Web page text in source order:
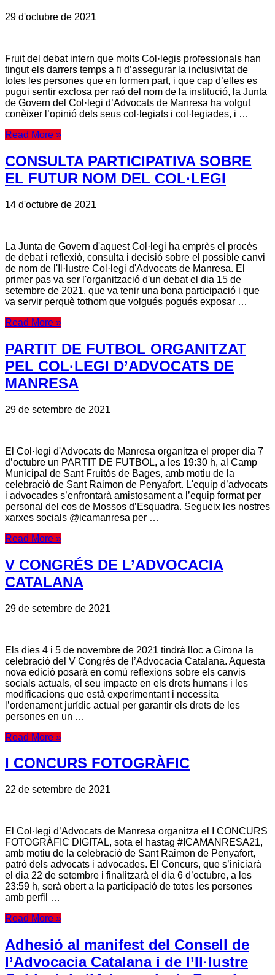
29 d'octubre de 2021
Fruit del debat intern que molts Col·legis professionals han
tingut els darrers temps a fi d’assegurar la inclusivitat de
totes les persones que en formen part, i que cap d’elles es
pugui sentir exclosa per raó del nom de la institució, la Junta
de Govern del Col·legi d’Advocats de Manresa ha volgut
conèixer l’opinió dels seus col·legiats i col·legiades, i …
Read More »
CONSULTA PARTICIPATIVA SOBRE
EL FUTUR NOM DEL COL·LEGI
14 d'octubre de 2021
La Junta de Govern d'aquest Col·legi ha emprès el procés
de debat i reflexió, consulta i decisió sobre el possible canvi
de nom de l'Il·lustre Col·legi d'Advocats de Manresa. El
primer pas va ser l'organització d'un debat el dia 15 de
setembre de 2021, que va tenir una bona participació i que
va servir perquè tothom que volgués pogués exposar …
Read More »
PARTIT DE FUTBOL ORGANITZAT
PEL COL·LEGI D’ADVOCATS DE
MANRESA
29 de setembre de 2021
El Col·legi d'Advocats de Manresa organitza el proper dia 7
d’octubre un PARTIT DE FUTBOL, a les 19:30 h, al Camp
Municipal de Sant Fruitós de Bages, amb motiu de la
celebració de Sant Raimon de Penyafort. L'equip d’advocats
i advocades s’enfrontarà amistosament a l’equip format per
personal del cos de Mossos d’Esquadra. Segueix les nostres
xarxes socials @icamanresa per …
Read More »
V CONGRÉS DE L’ADVOCACIA
CATALANA
29 de setembre de 2021
Els dies 4 i 5 de novembre de 2021 tindrà lloc a Girona la
celebració del V Congrés de l’Advocacia Catalana. Aquesta
nova edició posarà en comú reflexions sobre els canvis
socials actuals, el seu impacte en els drets humans i les
modificacions que està experimentant i necessita
l’ordenament jurídic actual per garantir els drets de les
persones en un …
Read More »
I CONCURS FOTOGRÀFIC
22 de setembre de 2021
El Col·legi d’Advocats de Manresa organitza el I CONCURS
FOTOGRÀFIC DIGITAL, sota el hastag #ICAMANRESA21,
amb motiu de la celebració de Sant Raimon de Penyafort,
patró dels advocats i advocades. El Concurs, que s’iniciarà
el dia 22 de setembre i finalitzarà el dia 6 d’octubre, a les
23:59 h, serà obert a la participació de totes les persones
amb perfil …
Read More »
Adhesió al manifest del Consell de
l’Advocacia Catalana i de l’Il·lustre